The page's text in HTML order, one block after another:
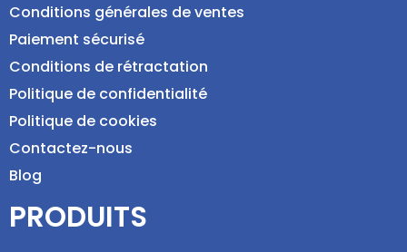
Conditions générales de ventes
Paiement sécurisé
Conditions de rétractation
Politique de confidentialité
Politique de cookies
Contactez-nous
Blog
PRODUITS